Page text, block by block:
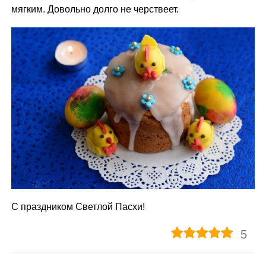
мягким. Довольно долго не черствеет.
С праздником Светлой Пасхи!
5